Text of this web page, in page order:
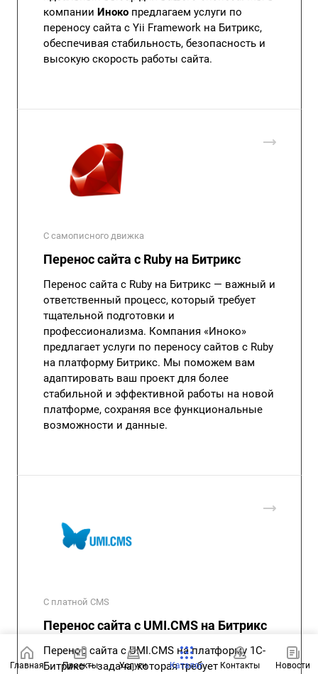
компании Иноко предлагаем услуги по
переносу сайта с Yii Framework на Битрикс,
обеспечивая стабильность, безопасность и
высокую скорость работы сайта.
С самописного движка
Перенос сайта с Ruby на Битрикс
Перенос сайта с Ruby на Битрикс — важный и
ответственный процесс, который требует
тщательной подготовки и
профессионализма. Компания «Иноко»
предлагает услуги по переносу сайтов с Ruby
на платформу Битрикс. Мы поможем вам
адаптировать ваш проект для более
стабильной и эффективной работы на новой
платформе, сохраняя все функциональные
возможности и данные.
С платной CMS
Перенос сайта с UMI.CMS на Битрикс
Перенос сайта с UMI.CMS на платформу 1С-
Битрикс – задача, которая требует
Главная Проекты Услуги Каталог Контакты Новости